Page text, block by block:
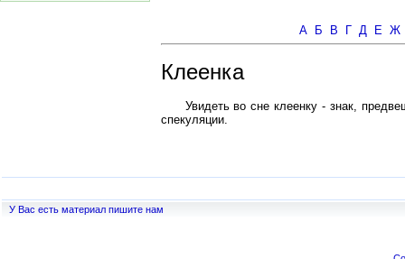
А Б В Г Д Е Ж
Клеенка
Увидеть во сне клеенку - знак,
спекуляции.
У Вас есть материал пишите нам